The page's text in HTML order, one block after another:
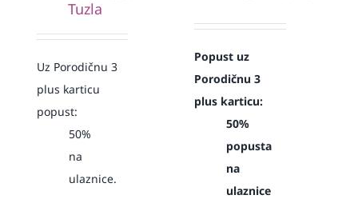
Tuzla
Uz Porodičnu 3
plus karticu
popust:
50%
na
ulaznice.
Popust uz
Porodičnu 3
plus karticu:
50%
popusta
na
ulaznice